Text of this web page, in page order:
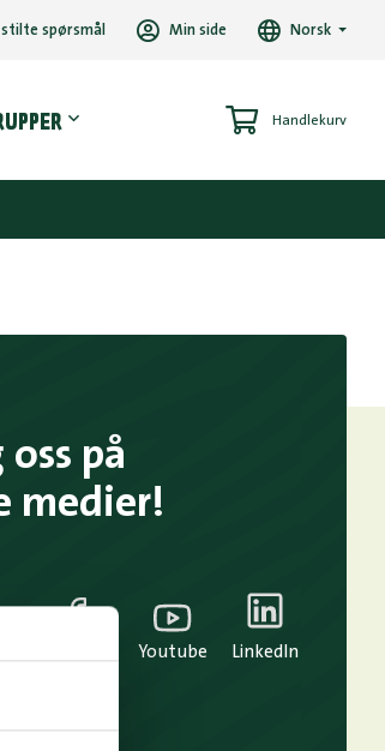
spørsmål Min side Norsk
Handlekurv
oss på
medier!
Youtube LinkedIn